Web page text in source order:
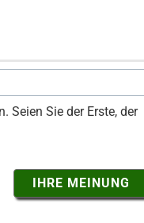
Seien Sie der Erste, der
IHRE MEINUNG